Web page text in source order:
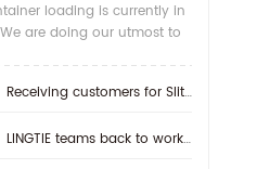
loading is currently in
are doing our utmost to
possible time.
Receiving customers for Slitting machine with differential Slip Shaft
LINGTIE teams back to work at Feb.25th.